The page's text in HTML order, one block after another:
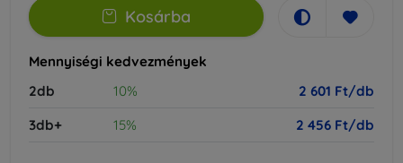
Kosárba
Mennyiségi kedvezmények
2db
10%
2 601 Ft/db
3db+
15% 2 456 Ft/db